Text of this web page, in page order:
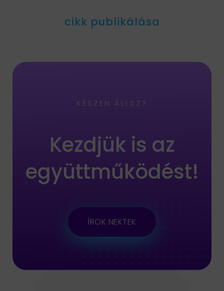
cikk publikálása
KÉSZEN ÁLLSZ?
Kezdjük is az
együttműködést!
ÍROK NEKTEK